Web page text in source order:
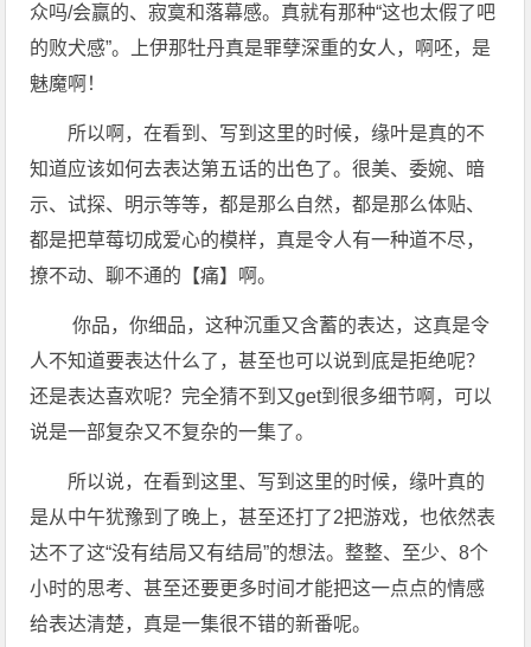
众吗/会赢的、寂寞和落幕感。真就有那种“这也太假了吧
的败犬感”。上伊那牡丹真是罪孽深重的女人，啊呸，是
魅魔啊！
所以啊，在看到、写到这里的时候，缘叶是真的不
知道应该如何去表达第五话的出色了。很美、委婉、暗
示、试探、明示等等，都是那么自然，都是那么体贴、
都是把草莓切成爱心的模样，真是令人有一种道不尽，
撩不动、聊不通的【痛】啊。
你品，你细品，这种沉重又含蓄的表达，这真是令
人不知道要表达什么了，甚至也可以说到底是拒绝呢？
还是表达喜欢呢？完全猜不到又get到很多细节啊，可以
说是一部复杂又不复杂的一集了。
所以说，在看到这里、写到这里的时候，缘叶真的
是从中午犹豫到了晚上，甚至还打了2把游戏，也依然表
达不了这“没有结局又有结局”的想法。整整、至少、8个
小时的思考、甚至还要更多时间才能把这一点点的情感
给表达清楚，真是一集很不错的新番呢。